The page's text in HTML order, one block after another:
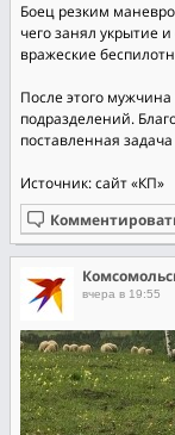
Боец резким
чего занял укрытие
вражеские
После этого
подразделений.
поставленная
Источник: сайт «КП»
вчера в 19:55